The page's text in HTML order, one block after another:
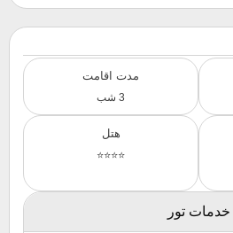
مدت اقامت
3 شب
هتل
⭐⭐⭐⭐
خدمات تور